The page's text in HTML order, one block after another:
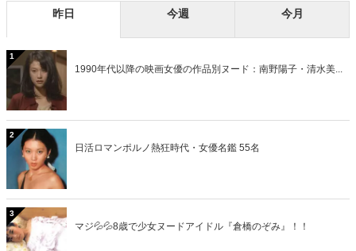
昨日 今週 今月
1
1990年代以降の映画女優の作品別ヌード：南野陽子・清水美...
2
日活ロマンポルノ熱狂時代・女優名鑑 55名
3
マジ💦💦8歳で少女ヌードアイドル『倉橋のぞみ』！！